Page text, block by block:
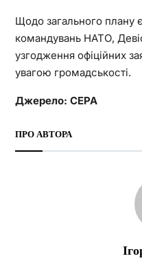
Щодо загального плану
командувань НАТО,
узгодження офіційних
увагою громадськості.
Джерело: CEPA
ПРО АВТОРА